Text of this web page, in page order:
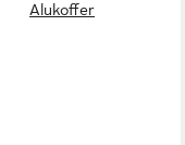
Alukoffer